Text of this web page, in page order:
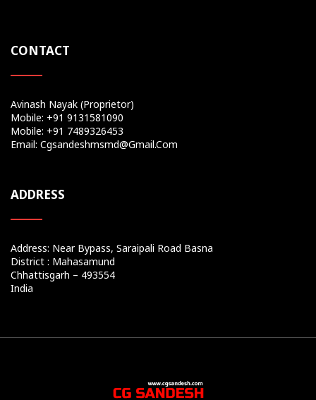
CONTACT
Avinash Nayak (Proprietor)
Mobile: +91 9131581090
Mobile: +91 7489326453
Email: Cgsandeshmsmd@gmail.com
ADDRESS
Address: Near Bypass, Saraipali Road Basna
District : Mahasamund
Chhattisgarh – 493554
India